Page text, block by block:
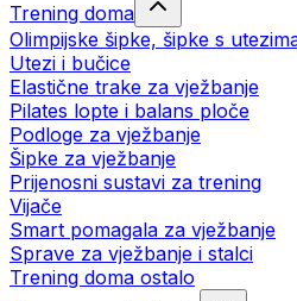
Trening doma
Olimpijske šipke, šipke s
Utezi i bučice
Elastične trake za vježbanje
Pilates lopte i balans ploče
Podloge za vježbanje
Šipke za vježbanje
Prijenosni sustavi za trening
Vijače
Smart pomagala za vježbanje
Sprave za vježbanje i stalci
Trening doma ostalo